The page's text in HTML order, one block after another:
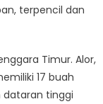
terpencil dan
Timur. Alor,
17 buah
dataran tinggi